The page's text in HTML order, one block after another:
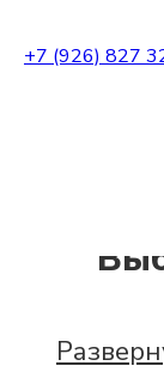
+7 (926) 827